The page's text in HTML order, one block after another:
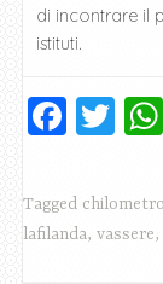
di incontrare il
istituti.
F
c
e
T
tt
er
Tagged chilometro
lafilanda, vassere,